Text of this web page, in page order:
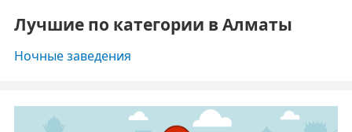
Лучшие по категории в Алматы
Ночные заведения